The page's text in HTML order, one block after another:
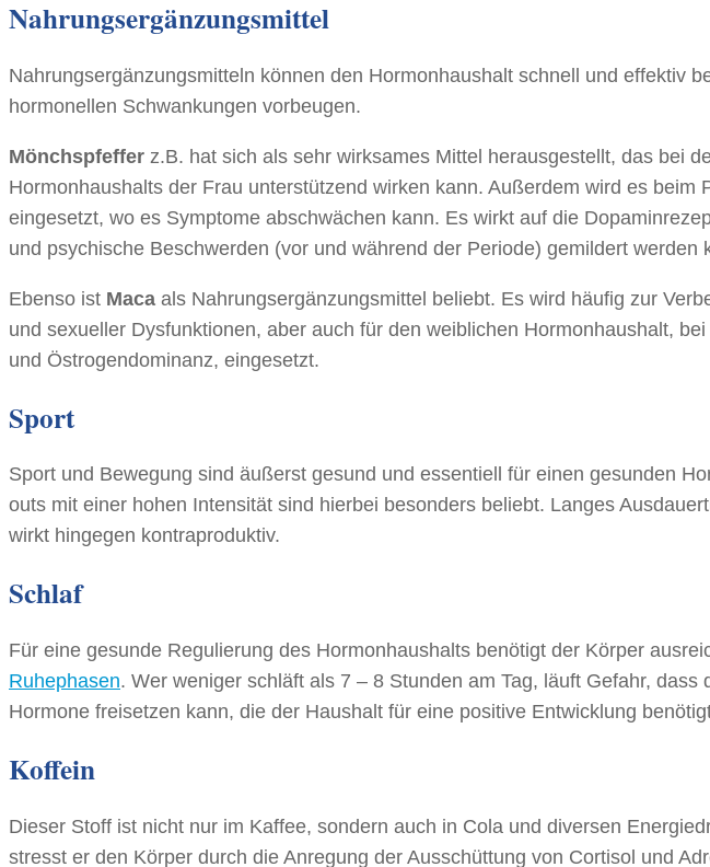
Nahrungsergänzungsmittel
Nahrungsergänzungsmitteln können den Hormonhaushalt schnell und effektiv
hormonellen Schwankungen vorbeugen.
Mönchspfeffer z.B. hat sich als sehr wirksames Mittel herausgestellt, das bei
Hormonhaushalts der Frau unterstützend wirken kann. Außerdem wird es beim
eingesetzt, wo es Symptome abschwächen kann. Es wirkt auf die
und psychische Beschwerden (vor und während der Periode) gemildert werden
Ebenso ist Maca als Nahrungsergänzungsmittel beliebt. Es wird häufig zur
und sexueller Dysfunktionen, aber auch für den weiblichen Hormonhaushalt,
und Östrogendominanz, eingesetzt.
Sport
Sport und Bewegung sind äußerst gesund und essentiell für einen gesunden
outs mit einer hohen Intensität sind hierbei besonders beliebt. Langes
wirkt hingegen kontraproduktiv.
Schlaf
Für eine gesunde Regulierung des Hormonhaushalts benötigt der Körper
Ruhephasen. Wer weniger schläft als 7 – 8 Stunden am Tag, läuft Gefahr, dass
Hormone freisetzen kann, die der Haushalt für eine positive Entwicklung
Koffein
Dieser Stoff ist nicht nur im Kaffee, sondern auch in Cola und diversen
stresst er den Körper durch die Anregung der Ausschüttung von Cortisol und